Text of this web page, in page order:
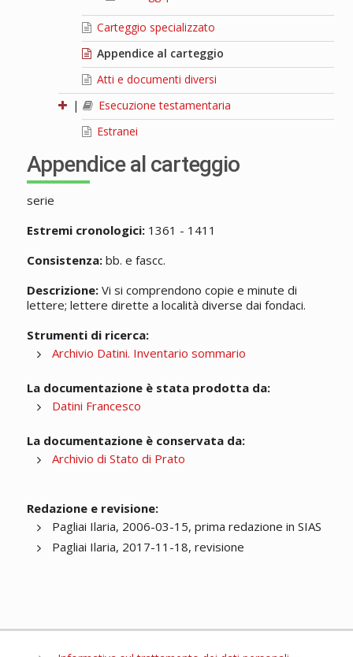
Carteggio specializzato
Appendice al carteggio
Atti e documenti diversi
|
Esecuzione testamentaria
Estranei
Appendice al carteggio
serie
Estremi cronologici:1361 - 1411
Consistenza:bb. e fascc.
Descrizione:Vi si comprendono copie e minute di
lettere; lettere dirette a località diverse dai fondaci.
Strumenti di ricerca:
Archivio Datini. Inventario sommario
La documentazione è stata prodotta da:
Datini Francesco
La documentazione è conservata da:
Archivio di Stato di Prato
Redazione e revisione:
Pagliai Ilaria, 2006-03-15, prima redazione in SIAS
Pagliai Ilaria, 2017-11-18, revisione